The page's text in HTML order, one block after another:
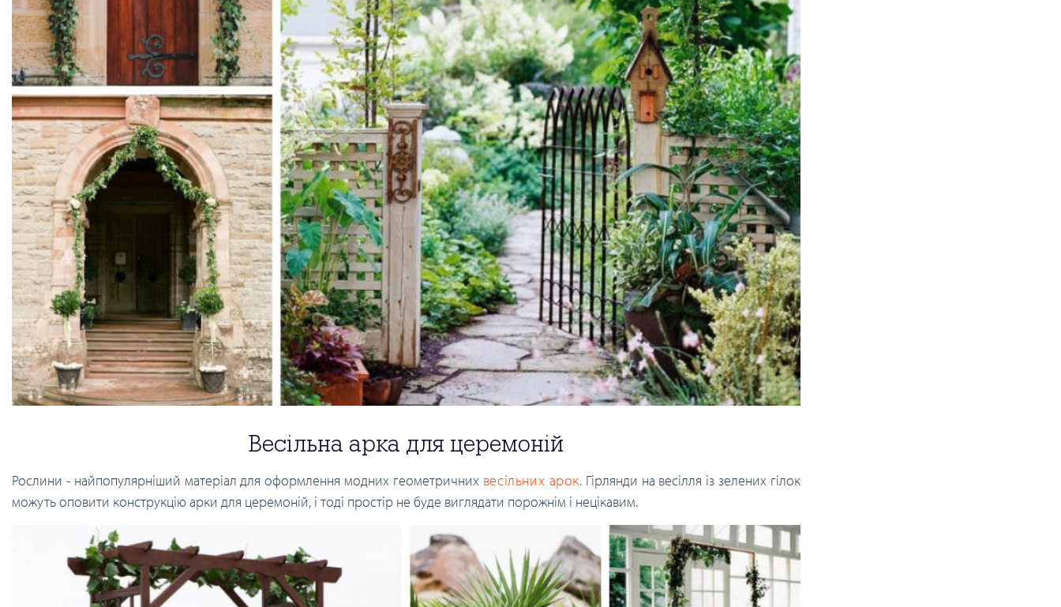
Весільна арка для церемоній
Рослини - найпопулярніший матеріал для оформлення модних геометричних весільних арок. Гірлянди на весілля із зелених гілок
можуть оповити конструкцію арки для церемоній, і тоді простір не буде виглядати порожнім і нецікавим.